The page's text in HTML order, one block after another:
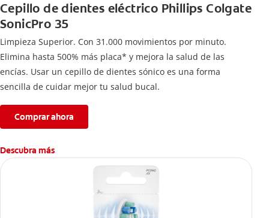
Cepillo de dientes eléctrico Phillips Colgate
SonicPro 35
Limpieza Superior. Con 31.000 movimientos por minuto.
Elimina hasta 500% más placa* y mejora la salud de las
encías. Usar un cepillo de dientes sónico es una forma
sencilla de cuidar mejor tu salud bucal.
Comprar ahora
Descubra más